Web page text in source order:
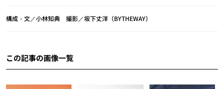
構成・文／小林知典 撮影／坂下丈洋（BYTHEWAY）
この記事の画像一覧